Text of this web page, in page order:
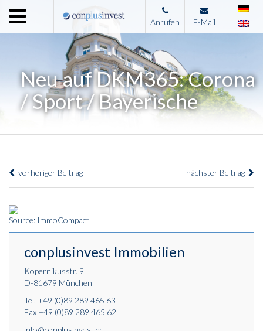
Menu
Home
Leistungen
Immobilienangebote
Kontakt
Anrufen E-Mail
Neu auf DKM365: Corona
/ Sport / Bayerische
vorheriger Beitrag nächster Beitrag
Source: ImmoCompact
conplusinvest Immobilien
Kopernikusstr. 9
D-81679 München
Tel. +49 (0)89 289 465 63
Fax +49 (0)89 289 465 62